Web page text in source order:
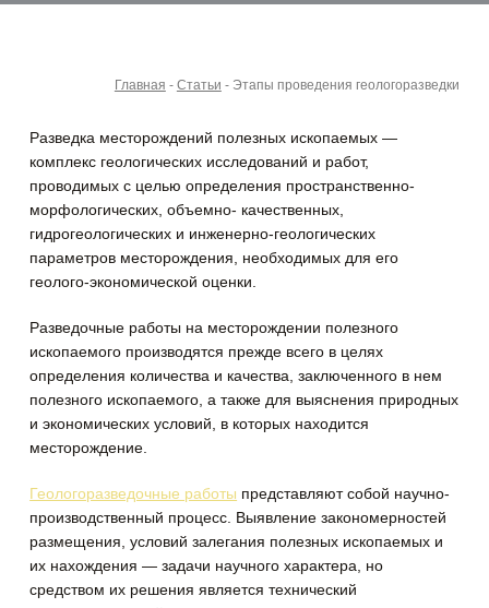
Главная - Статьи - Этапы проведения геологоразведки
Разведка месторождений полезных ископаемых —
комплекс геологических исследований и работ,
проводимых с целью определения пространственно-
морфологических, объемно- качественных,
гидрогеологических и инженерно-геологических
параметров месторождения, необходимых для его
геолого-экономической оценки.
Разведочные работы на месторождении полезного
ископаемого производятся прежде всего в целях
определения количества и качества, заключенного в нем
полезного ископаемого, а также для выяснения природных
и экономических условий, в которых находится
месторождение.
Геологоразведочные работы представляют собой научно-
производственный процесс. Выявление закономерностей
размещения, условий залегания полезных ископаемых и
их нахождения — задачи научного характера, но
средством их решения является технический